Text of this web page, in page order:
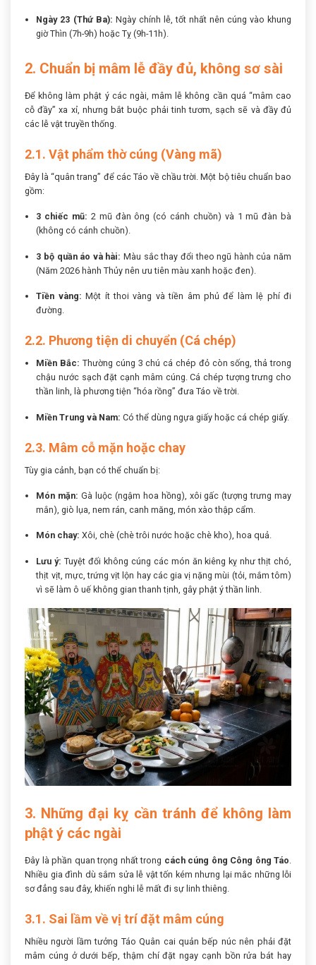
Ngày 23 (Thứ Ba): Ngày chính lễ, tốt nhất nên cúng vào khung
giờ Thìn (7h-9h) hoặc Tỵ (9h-11h).
2. Chuẩn bị mâm lễ đầy đủ, không sơ sài
Để không làm phật ý các ngài, mâm lễ không cần quá “mâm cao
cỗ đầy” xa xỉ, nhưng bắt buộc phải tinh tươm, sạch sẽ và đầy đủ
các lễ vật truyền thống.
2.1. Vật phẩm thờ cúng (Vàng mã)
Đây là “quân trang” để các Táo về chầu trời. Một bộ tiêu chuẩn bao
gồm:
3 chiếc mũ: 2 mũ đàn ông (có cánh chuồn) và 1 mũ đàn bà
(không có cánh chuồn).
3 bộ quần áo và hài: Màu sắc thay đổi theo ngũ hành của năm
(Năm 2026 hành Thủy nên ưu tiên màu xanh hoặc đen).
Tiền vàng: Một ít thoi vàng và tiền âm phủ để làm lệ phí đi
đường.
2.2. Phương tiện di chuyển (Cá chép)
Miền Bắc: Thường cúng 3 chú cá chép đỏ còn sống, thả trong
chậu nước sạch đặt cạnh mâm cúng. Cá chép tượng trưng cho
thần linh, là phương tiện “hóa rồng” đưa Táo về trời.
Miền Trung và Nam: Có thể dùng ngựa giấy hoặc cá chép giấy.
2.3. Mâm cỗ mặn hoặc chay
Tùy gia cảnh, bạn có thể chuẩn bị:
Món mặn: Gà luộc (ngậm hoa hồng), xôi gấc (tượng trưng may
mắn), giò lụa, nem rán, canh măng, món xào thập cẩm.
Món chay: Xôi, chè (chè trôi nước hoặc chè kho), hoa quả.
Lưu ý: Tuyệt đối không cúng các món ăn kiêng kỵ như thịt chó,
thịt vịt, mực, trứng vịt lộn hay các gia vị nặng mùi (tỏi, mắm tôm)
vì sẽ làm ô uế không gian thanh tịnh, gây phật ý thần linh.
3. Những đại kỵ cần tránh để không làm
phật ý các ngài
Đây là phần quan trọng nhất trong cách cúng ông Công ông Táo.
Nhiều gia đình dù sắm sửa lễ vật tốn kém nhưng lại mắc những lỗi
sơ đẳng sau đây, khiến nghi lễ mất đi sự linh thiêng.
3.1. Sai lầm về vị trí đặt mâm cúng
Nhiều người lầm tưởng Táo Quân cai quản bếp núc nên phải đặt
mâm cúng ở dưới bếp, thậm chí đặt ngay cạnh bồn rửa bát hay